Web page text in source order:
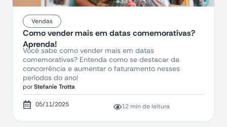
Vendas
Como vender mais em datas comemorativas?
Aprenda!
Você sabe como vender mais em datas
comemorativas? Entenda como se destacar da
concorrência e aumentar o faturamento nesses
períodos do ano!
porStefanie Trotta
05/11/2025 12 min de leitura